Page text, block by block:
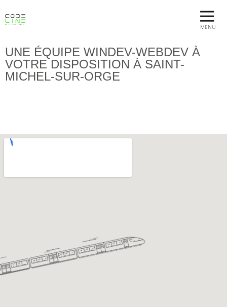
MENU
UNE ÉQUIPE WINDEV-WEBDEV À
VOTRE DISPOSITION À SAINT-
MICHEL-SUR-ORGE